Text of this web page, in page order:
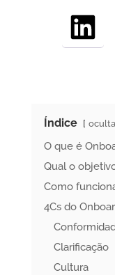
Índice
O que é
Qual o
Como
4Cs do
Clarificação
Cultura